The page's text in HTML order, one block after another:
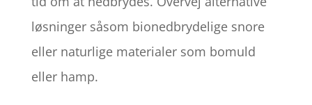
løsninger såsom bionedbrydelige snore
eller naturlige materialer som bomuld
eller hamp.